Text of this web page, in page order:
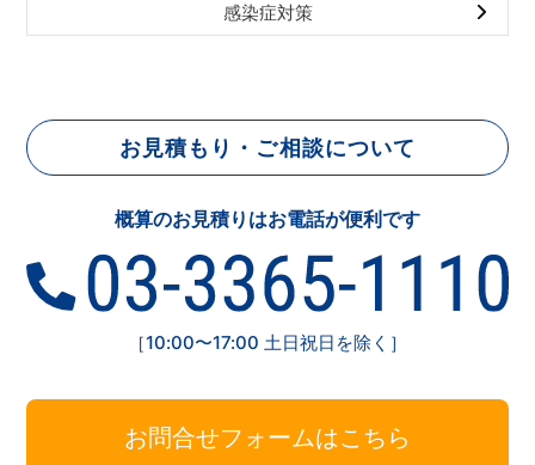
感染症対策
お見積もり・ご相談について
概算のお見積りはお電話が便利です
［10:00〜17:00 土日祝日を除く］
お問合せフォームはこちら